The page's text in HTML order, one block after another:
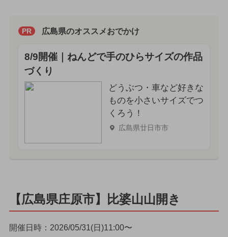
PR 広島県のオススメおでかけ
8/9開催｜ねんどで手のひらサイズの作品
づくり
どうぶつ・車など好きな
ものを小さいサイズでつ
くろう！
広島県廿日市市
【広島県庄原市】比婆山山開き
開催日時：2026/05/31(日)11:00〜